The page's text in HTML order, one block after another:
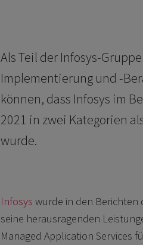
Als Teil der Infosys-
Implementierung und -
können, dass Infosys im
2021 in zwei Kategorien
wurde.
Infosys wurde in den Berichten
seine herausragenden
Managed Application Services